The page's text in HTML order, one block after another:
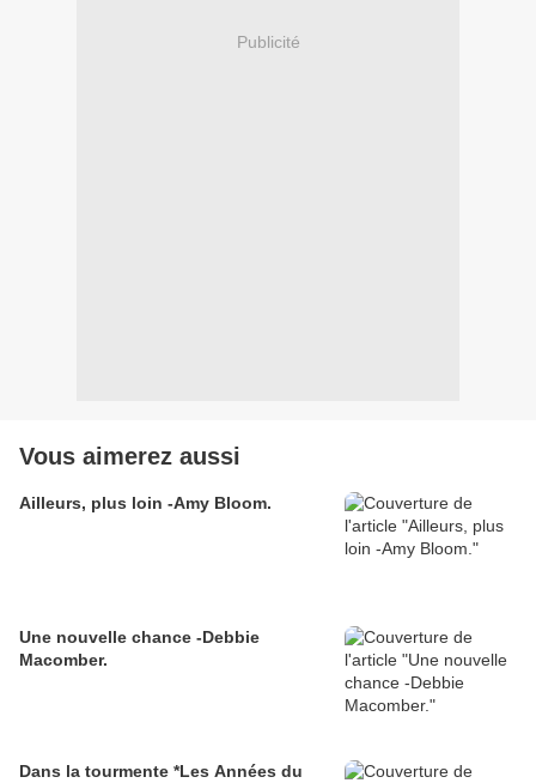
Publicité
Vous aimerez aussi
Ailleurs, plus loin -Amy Bloom.
Une nouvelle chance -Debbie
Macomber.
Dans la tourmente *Les Années du